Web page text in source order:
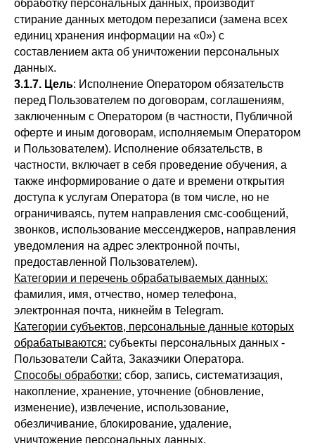
обработку персональных данных, производит
стирание данных методом перезаписи (замена всех
единиц хранения информации на «0») с
составлением акта об уничтожении персональных
данных.
3.1.7. Цель: Исполнение Оператором обязательств
перед Пользователем по договорам, соглашениям,
заключенным с Оператором (в частности, Публичной
оферте и иным договорам, исполняемым Оператором
и Пользователем). Исполнение обязательств, в
частности, включает в себя проведение обучения, а
также информирование о дате и времени открытия
доступа к услугам Оператора (в том числе, но не
ограничиваясь, путем направления смс-сообщений,
звонков, использование мессенджеров, направления
уведомления на адрес электронной почты,
предоставленной Пользователем).
Категории и перечень обрабатываемых данных:
фамилия, имя, отчество, номер телефона,
электронная почта, никнейм в Telegram.
Категории субъектов, персональные данные которых
обрабатываются: субъекты персональных данных -
Пользователи Сайта, Заказчики Оператора.
Способы обработки: сбор, запись, систематизация,
накопление, хранение, уточнение (обновление,
изменение), извлечение, использование,
обезличивание, блокирование, удаление,
уничтожение персональных данных.